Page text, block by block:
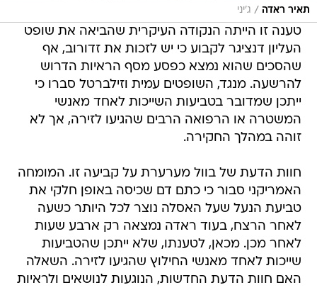
תאיר ראדה / ג'יני
טענה זו הייתה הנקודה העיקרית שהביאה את שופט
העליון דנציגר לקבוע כי יש לזכות את זדורוב, אף
שהסכים שהוא נמצא כפסע מסף הראיות הדרוש
להרשעה. מנגד, השופטים עמית וזילברטל סברו כי
ייתכן שמדובר בטביעות השייכות לאחד מאנשי
המשטרה או הרפואה הרבים שהגיעו לזירה, אך לא
זוהה במהלך החקירה.
חוות הדעת של בוול מערערת על קביעה זו. המומחה
האמריקני סבור כי כתם דם שכיסה באופן חלקי את
טביעת הנעל שעל האסלה נוצר לכל היותר כשעה
לאחר הרצח, בעוד ראדה נמצאה רק ארבע שעות
לאחר מכן. מכאן, לטענתו, שלא ייתכן שהטביעות
שייכות לאחד מאנשי החילוץ שהגיעו לזירה. השאלה
האם חוות הדעת החדשות, הנוגעות לנושאים ולראיות